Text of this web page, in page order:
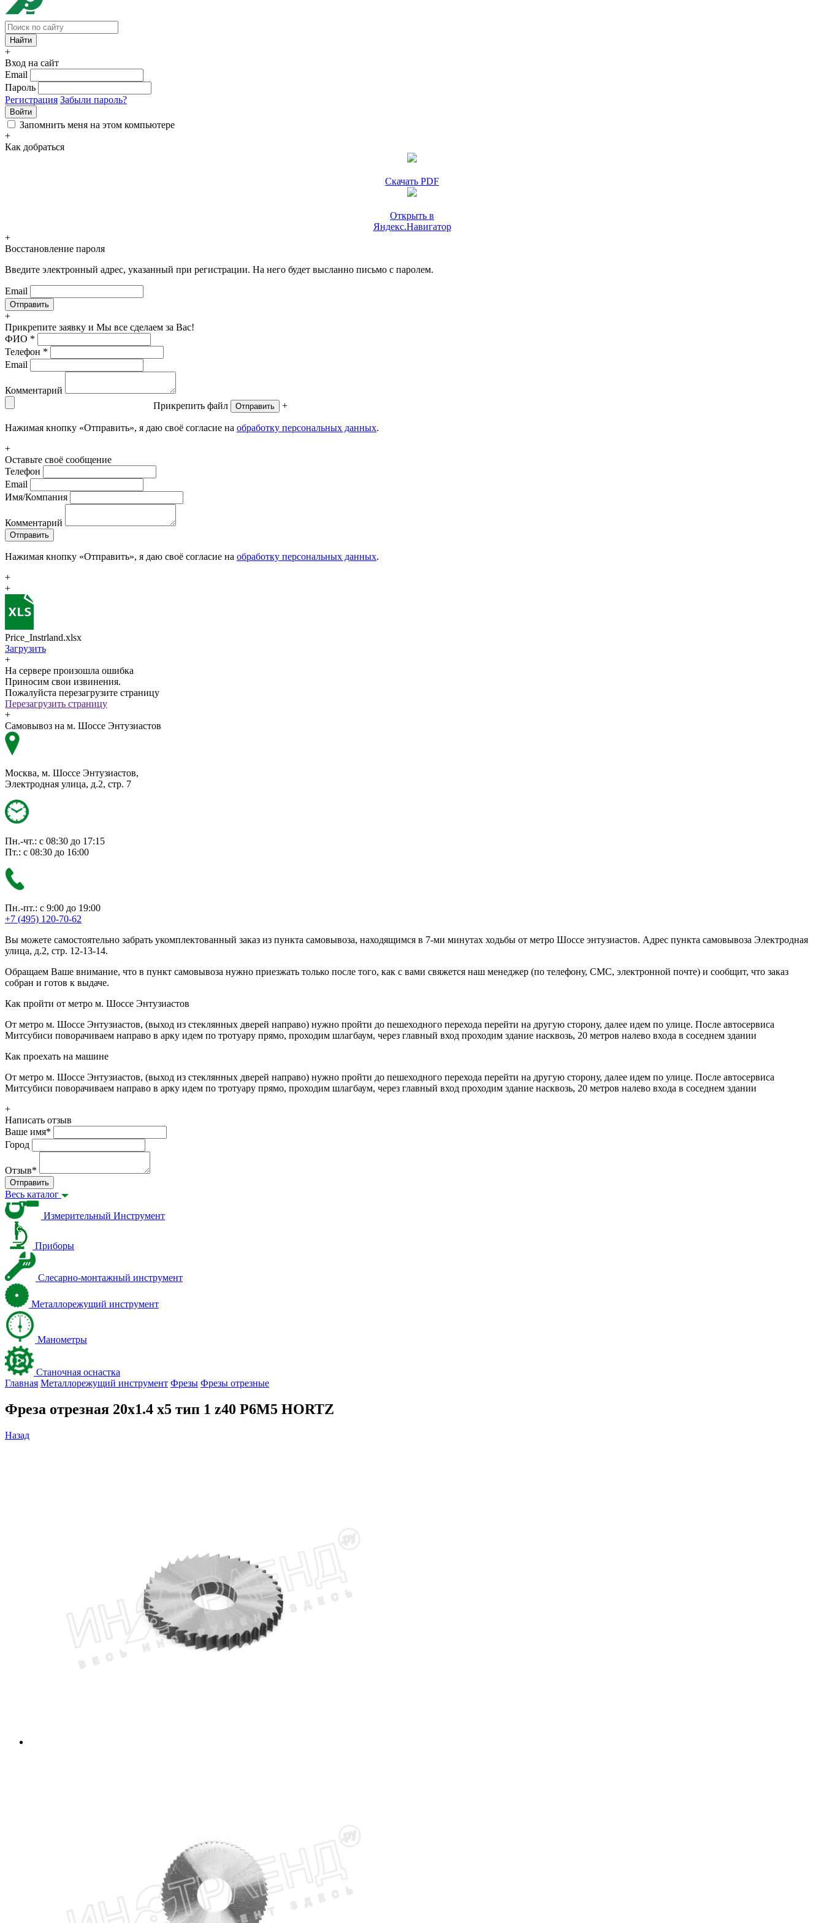
+
Вход на сайт
Email
Пароль
Регистрация Забыли пароль?
Войти
Запомнить меня на этом компьютере
+
Как добраться
Скачать PDF
Открыть в
Яндекс.Навигатор
+
Восстановление пароля
Введите электронный адрес, указанный при регистрации. На него будет высланно письмо с паролем.
Email
+
Прикрепите заявку и Мы все сделаем за Вас!
ФИО *
Телефон *
Email
Комментарий
Прикрепить файл
Отправить +
Нажимая кнопку «Отправить», я даю своё согласие на обработку персональных данных.
+
Оставьте своё сообщение
Телефон
Email
Имя/Компания
Комментарий
Отправить
Нажимая кнопку «Отправить», я даю своё согласие на обработку персональных данных.
+
+
Price_Instrland.xlsx
Загрузить
+
На сервере произошла ошибка
Приносим свои извинения.
Пожалуйста перезагрузите страницу
Перезагрузить страницу
+
Самовывоз на м. Шоссе Энтузиастов
Москва, м. Шоссе Энтузиастов,
Электродная улица, д.2, стр. 7
Пн.-чт.: с 08:30 до 17:15
Пт.: с 08:30 до 16:00
Пн.-пт.: с 9:00 до 19:00
+7 (495) 120-70-62
Вы можете самостоятельно забрать укомплектованный заказ из пункта самовывоза, находящимся в 7-ми минутах ходьбы от метро Шоссе энтузиастов. Адрес пункта самовывоза Электродная
улица, д.2, стр. 12-13-14.
Обращаем Ваше внимание, что в пункт самовывоза нужно приезжать только после того, как с вами свяжется наш менеджер (по телефону, СМС, электронной почте) и сообщит, что заказ
собран и готов к выдаче.
Как пройти от метро м. Шоссе Энтузиастов
От метро м. Шоссе Энтузиастов, (выход из стеклянных дверей направо) нужно пройти до пешеходного перехода перейти на другую сторону, далее идем по улице. После автосервиса
Митсубиси поворачиваем направо в арку идем по тротуару прямо, проходим шлагбаум, через главный вход проходим здание насквозь, 20 метров налево входа в соседнем здании
Как проехать на машине
От метро м. Шоссе Энтузиастов, (выход из стеклянных дверей направо) нужно пройти до пешеходного перехода перейти на другую сторону, далее идем по улице. После автосервиса
Митсубиси поворачиваем направо в арку идем по тротуару прямо, проходим шлагбаум, через главный вход проходим здание насквозь, 20 метров налево входа в соседнем здании
+
Написать отзыв
Ваше имя*
Город
Отзыв*
Отправить
Весь каталог
Измерительный Инструмент
Приборы
Слесарно-монтажный инструмент
Металлорежущий инструмент
Манометры
Станочная оснастка
Главная Металлорежущий инструмент Фрезы Фрезы отрезные
Фреза отрезная 20х1.4 х5 тип 1 z40 Р6М5 HORTZ
Назад